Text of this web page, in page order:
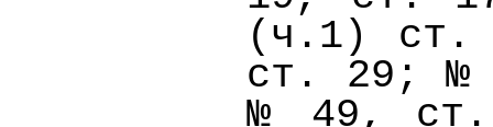
(ч.1) ст.
ст. 29; №
№ 49,